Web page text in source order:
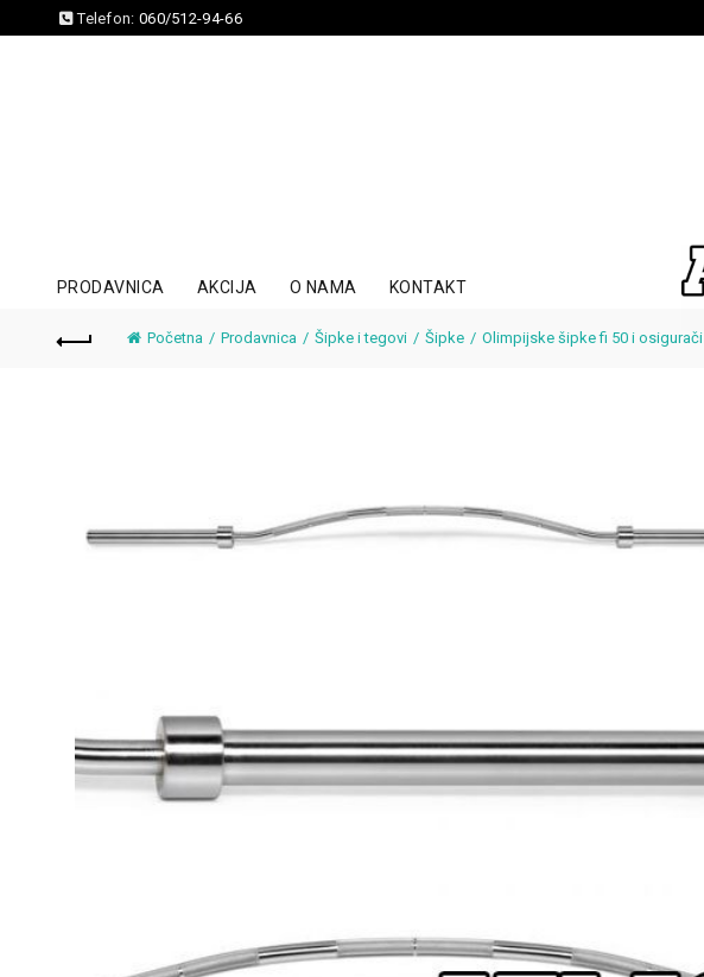
Telefon: 060/512-94-66
PRODAVNICA AKCIJA O NAMA KONTAKT
Početna Prodavnica Šipke i tegovi Šipke Olimpijske šipke fi 50 i osigurači